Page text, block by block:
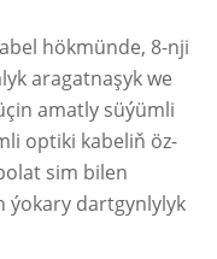
hökmünde, 8-nji
aragatnaşyk we
amatly süýümli
optiki kabeliň öz-
sim bilen
ýokary dartgynlylyk